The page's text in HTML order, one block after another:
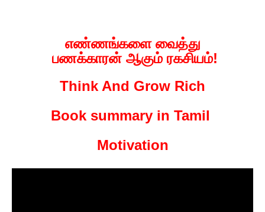
எண்ணங்களை வைத்து
பணக்காரன் ஆகும் ரகசியம்!
Think And Grow Rich
Book summary in Tamil
Motivation